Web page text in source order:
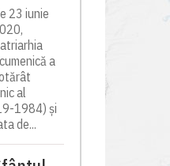
23 iunie
a
al
1984) și
de...